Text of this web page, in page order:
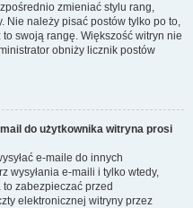
zmieniać stylu rang,
Nie należy pisać postów tylko po to,
swoją rangę. Większość witryn nie
obniży licznik postów
do użytkownika witryna prosi
e-maile do innych
wysyłania e-maili i tylko wtedy,
to zabezpieczać przed
elektronicznej witryny przez